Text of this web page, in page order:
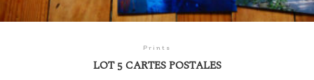
Prints
LOT 5 CARTES POSTALES